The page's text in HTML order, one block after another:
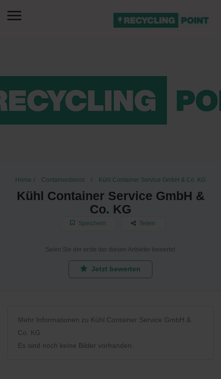
Home Containerdienst Kühl Container Service GmbH & Co. KG
Kühl Container Service GmbH &
Co. KG
Speichern Teilen
Seien Sie der erste der diesen Anbieter bewertet
Jetzt bewerten
Mehr Informationen zu Kühl Container Service GmbH &
Co. KG
Es sind noch keine Bilder vorhanden.